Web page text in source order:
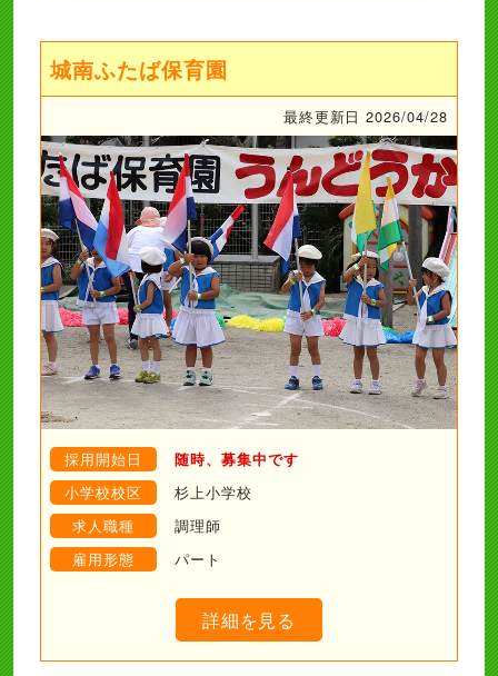
城南ふたば保育園
最終更新日 2026/04/28
採用開始日 随時、募集中です
小学校校区
杉上小学校
求人職種
調理師
雇用形態
パート
詳細を見る